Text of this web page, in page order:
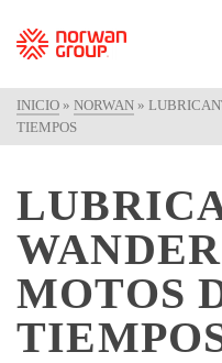
INICIO » NORWAN »
TIEMPOS
MOTOS